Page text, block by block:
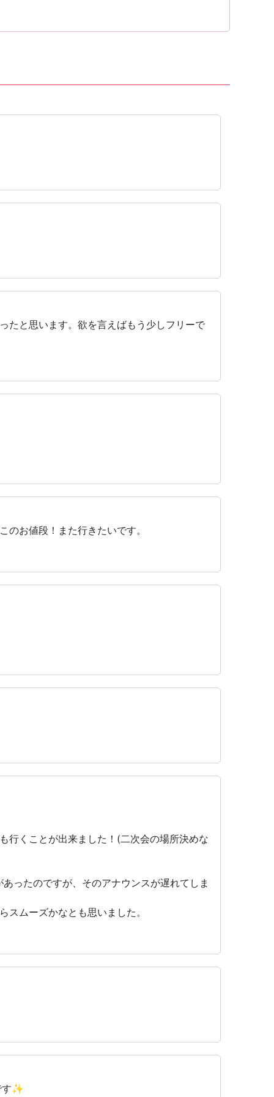
たと思います。欲を言えばもう少しフリーで
お値段！また行きたいです。
行くことが出来ました！(二次会の場所決めな
ったのですが、そのアナウンスが遅れてしま
ムーズかなとも思いました。
す✨